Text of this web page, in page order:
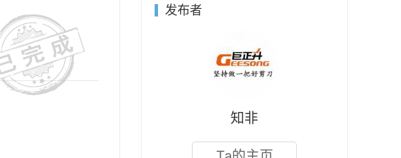
发布者
知非